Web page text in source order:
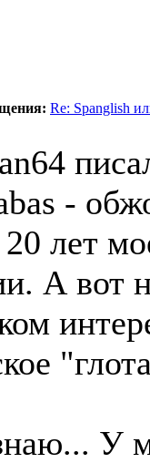
Re: Spanglish
-
20 лет
А вот
У